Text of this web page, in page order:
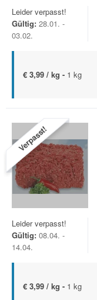
Leider verpasst!
Gültig: 28.01. -
03.02.
€ 3,99 / kg - 1 kg
Verpasst!
Leider verpasst!
Gültig: 08.04. -
14.04.
€ 3,99 / kg - 1 kg